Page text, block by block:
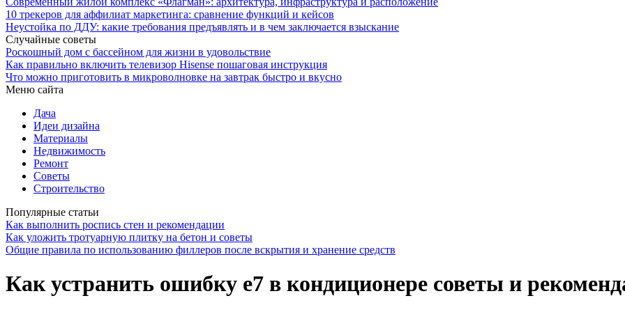
10 трекеров для аффилиат маркетинга: сравнение функций и кейсов
Неустойка по ДДУ: какие требования предъявлять и в чем заключается взыскание
Случайные советы
Роскошный дом с бассейном для жизни в удовольствие
Как правильно включить телевизор Hisense пошаговая инструкция
Что можно приготовить в микроволновке на завтрак быстро и вкусно
Меню сайта
Дача
Идеи дизайна
Материалы
Недвижимость
Ремонт
Советы
Строительство
Популярные статьи
Как выполнить роспись стен и рекомендации
Как уложить тротуарную плитку на бетон и советы
Общие правила по использованию филлеров после вскрытия и хранение средств
Как устранить ошибку e7 в кондиционере советы и